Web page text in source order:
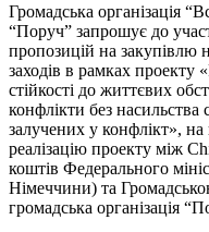
Громадська організація
“Поруч” запрошує до
пропозицій на закупівлю
заходів в рамках проекту
стійкості до життєвих
конфлікти без насильства
залучених у конфлікт»,
реалізацію проекту між
коштів Федерального
Німеччини) та
громадська організація